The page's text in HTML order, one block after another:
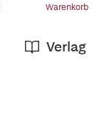
Warenkorb
Verlag